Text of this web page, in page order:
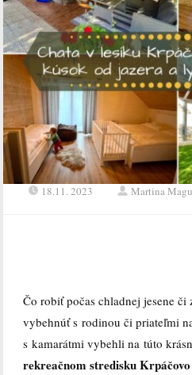
18.11. 2023 Martina
Čo robiť počas chladnej jesene
vybehnúť s rodinou či priateľmi
s kamarátmi vybehli na túto
rekreačnom stredisku